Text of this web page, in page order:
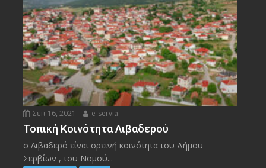
Σεπ 16, 2021 e-servia
Τοπική Κοινότητα Λιβαδερού
ο Λιβαδερό είναι ορεινή κοινότητα του Δήμου
Σερβίων , του Νομού...